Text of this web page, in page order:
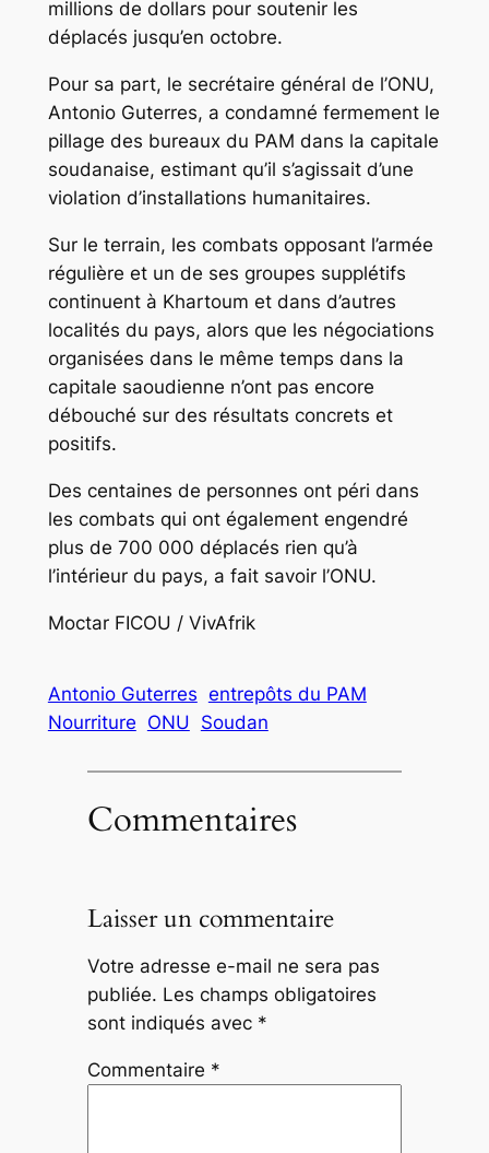
millions de dollars pour soutenir les
déplacés jusqu’en octobre.
Pour sa part, le secrétaire général de l’ONU,
Antonio Guterres, a condamné fermement le
pillage des bureaux du PAM dans la capitale
soudanaise, estimant qu’il s’agissait d’une
violation d’installations humanitaires.
Sur le terrain, les combats opposant l’armée
régulière et un de ses groupes supplétifs
continuent à Khartoum et dans d’autres
localités du pays, alors que les négociations
organisées dans le même temps dans la
capitale saoudienne n’ont pas encore
débouché sur des résultats concrets et
positifs.
Des centaines de personnes ont péri dans
les combats qui ont également engendré
plus de 700 000 déplacés rien qu’à
l’intérieur du pays, a fait savoir l’ONU.
Moctar FICOU / VivAfrik
Antonio Guterres entrepôts du PAM
Nourriture ONU Soudan
Commentaires
Laisser un commentaire
Votre adresse e-mail ne sera pas
publiée. Les champs obligatoires
sont indiqués avec *
Commentaire *